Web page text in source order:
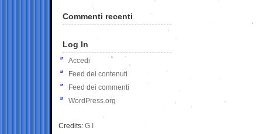
Commenti recenti
Log In
Accedi
Feed dei contenuti
Feed dei commenti
WordPress.org
Credits: G.I